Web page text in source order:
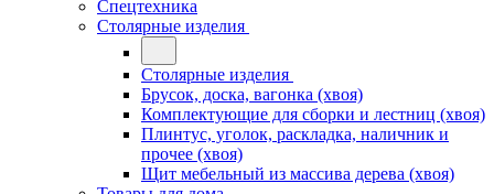
Спецтехника
Столярные изделия
Столярные изделия
Брусок, доска, вагонка (хвоя)
Комплектующие для сборки и лестниц (хвоя)
Плинтус, уголок, раскладка, наличник и
прочее (хвоя)
Щит мебельный из массива дерева (хвоя)